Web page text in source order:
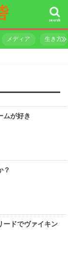
search
メディア 生き方
ムが好き
？
ードでヴァイキン